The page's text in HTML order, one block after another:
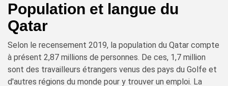
Population et langue du
Qatar
Selon le recensement 2019, la population du Qatar compte
à présent 2,87 millions de personnes. De ces, 1,7 million
sont des travailleurs étrangers venus des pays du Golfe et
d'autres régions du monde pour y trouver un emploi. La